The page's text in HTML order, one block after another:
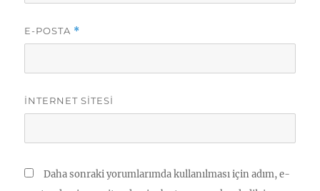
E-POSTA *
İNTERNET SITESI
Daha sonraki yorumlarımda kullanılması için adım, e-